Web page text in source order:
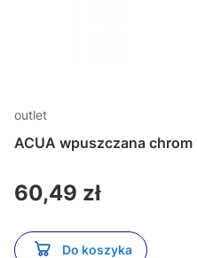
outlet
ACUA
Cena
60,49 zł
Do koszyka